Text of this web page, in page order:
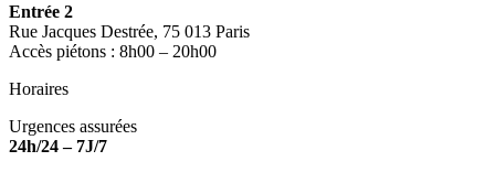
Entrée 2
Rue Jacques Destrée, 75 013 Paris
Accès piétons : 8h00 – 20h00
Horaires
Urgences assurées
24h/24 – 7J/7